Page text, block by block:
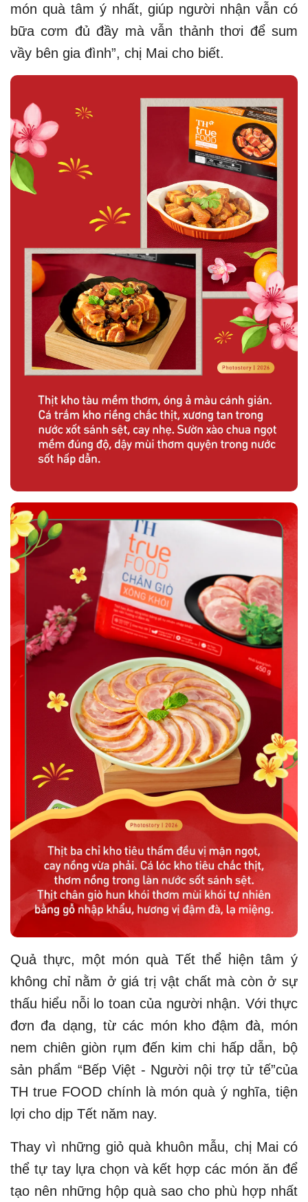
món quà tâm ý nhất, giúp người nhận vẫn có
bữa cơm đủ đầy mà vẫn thảnh thơi để sum
vầy bên gia đình”, chị Mai cho biết.
Quả thực, một món quà Tết thể hiện tâm ý
không chỉ nằm ở giá trị vật chất mà còn ở sự
thấu hiểu nỗi lo toan của người nhận. Với thực
đơn đa dạng, từ các món kho đậm đà, món
nem chiên giòn rụm đến kim chi hấp dẫn, bộ
sản phẩm “Bếp Việt - Người nội trợ tử tế”của
TH true FOOD chính là món quà ý nghĩa, tiện
lợi cho dịp Tết năm nay.
Thay vì những giỏ quà khuôn mẫu, chị Mai có
thể tự tay lựa chọn và kết hợp các món ăn để
tạo nên những hộp quà sao cho phù hợp nhất